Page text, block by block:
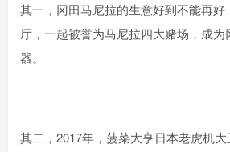
其一，冈田马尼拉的生意好到不能再
厅，一起被誉为马尼拉四大赌场，成为
器。
其二，2017年，菠菜大亨日本老虎机